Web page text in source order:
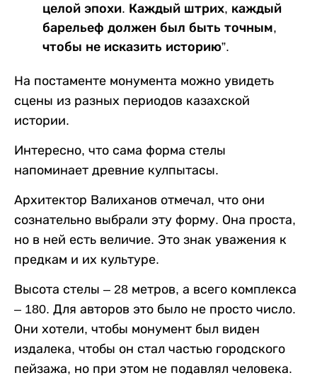
целой эпохи. Каждый штрих, каждый
барельеф должен был быть точным,
чтобы не исказить историю”.
На постаменте монумента можно увидеть
сцены из разных периодов казахской
истории.
Интересно, что сама форма стелы
напоминает древние кулпытасы.
Архитектор Валиханов отмечал, что они
сознательно выбрали эту форму. Она проста,
но в ней есть величие. Это знак уважения к
предкам и их культуре.
Высота стелы – 28 метров, а всего комплекса
– 180. Для авторов это было не просто число.
Они хотели, чтобы монумент был виден
издалека, чтобы он стал частью городского
пейзажа, но при этом не подавлял человека.